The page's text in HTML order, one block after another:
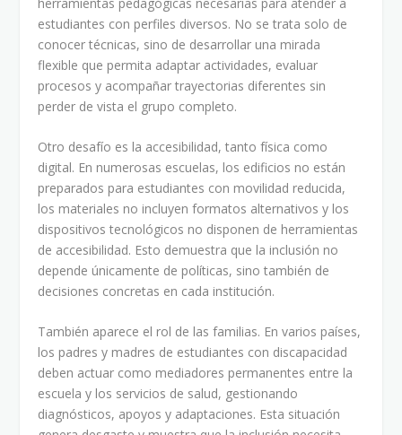
estudiantes con perfiles diversos. No se trata solo de
conocer técnicas, sino de desarrollar una mirada
flexible que permita adaptar actividades, evaluar
procesos y acompañar trayectorias diferentes sin
perder de vista el grupo completo.
Otro desafío es la accesibilidad, tanto física como
digital. En numerosas escuelas, los edificios no están
preparados para estudiantes con movilidad reducida,
los materiales no incluyen formatos alternativos y los
dispositivos tecnológicos no disponen de herramientas
de accesibilidad. Esto demuestra que la inclusión no
depende únicamente de políticas, sino también de
decisiones concretas en cada institución.
También aparece el rol de las familias. En varios países,
los padres y madres de estudiantes con discapacidad
deben actuar como mediadores permanentes entre la
escuela y los servicios de salud, gestionando
diagnósticos, apoyos y adaptaciones. Esta situación